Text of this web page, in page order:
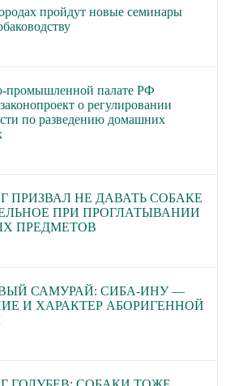
пройдут новые семинары
промышленной палате РФ
о регулировании
по разведению домашних
ПРИЗВАЛ НЕ ДАВАТЬ СОБАКЕ
ПРИ ПРОГЛАТЫВАНИИ
ПРЕДМЕТОВ
САМУРАЙ: СИБА-ИНУ —
И ХАРАКТЕР АБОРИГЕННОЙ